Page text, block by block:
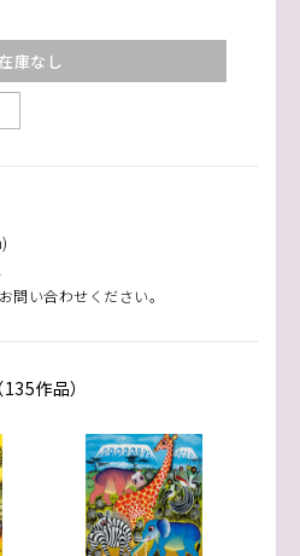
在庫なし
い合わせください。
作品）